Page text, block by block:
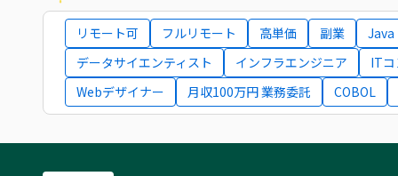
リモート可 フルリモート 高単価 副業
Java
データサイエンティスト
インフラエンジニア
IT
Webデザイナー
月収100万円 業務委託 COBOL